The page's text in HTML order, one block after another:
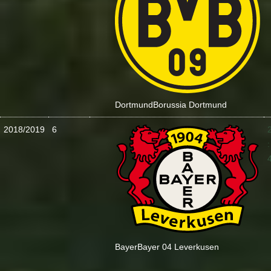
DortmundBorussia Dortmund
2018/2019 6
BayerBayer 04 Leverkusen
: